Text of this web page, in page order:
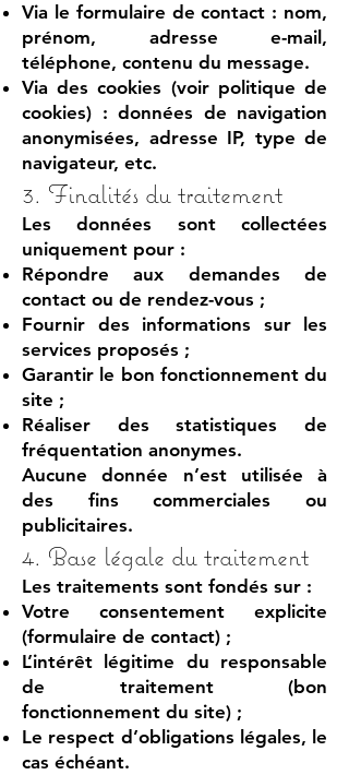
Via le formulaire de contact : nom,
prénom, adresse e-mail,
téléphone, contenu du message.
Via des cookies (voir politique de
cookies) : données de navigation
anonymisées, adresse IP, type de
navigateur, etc.
3. Finalités du traitement
Les données sont collectées
uniquement pour :
Répondre aux demandes de
contact ou de rendez-vous ;
Fournir des informations sur les
services proposés ;
Garantir le bon fonctionnement du
site ;
Réaliser des statistiques de
fréquentation anonymes.
Aucune donnée n’est utilisée à
des fins commerciales ou
publicitaires.
4. Base légale du traitement
Les traitements sont fondés sur :
Votre consentement explicite
(formulaire de contact) ;
L’intérêt légitime du responsable
de traitement (bon
fonctionnement du site) ;
Le respect d’obligations légales, le
cas échéant.